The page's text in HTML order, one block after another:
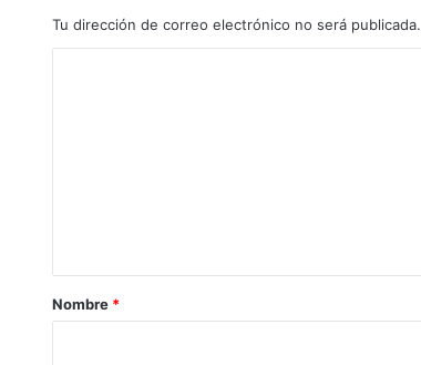
Tu dirección de correo electrónico no será publicada.
rNombre *